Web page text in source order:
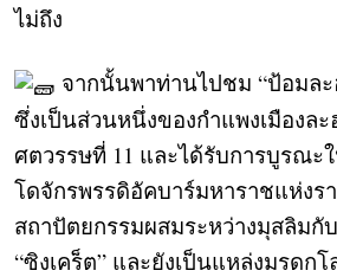
ไม่ถึง
จากนั้นพาท่านไปชม “ป้อมละ
ซึ่งเป็นส่วนหนึ่งของกำแพงเมืองล
ศตวรรษที่ 11 และได้รับการบูรณะ
โดจักรพรรดิอัคบาร์มหาราชแห่งร
สถาปัตยกรรมผสมระหว่างมุสลิมกั
“ซิงเคร็ต” และยังเป็นแหล่งมรดกโ